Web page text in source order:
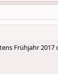
Frühjahr